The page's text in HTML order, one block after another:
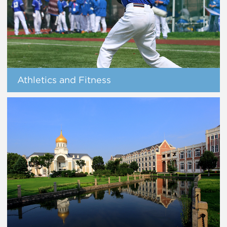
Athletics and Fitness